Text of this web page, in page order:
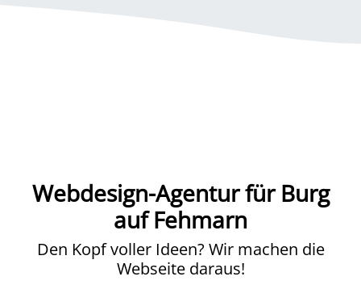
Webdesign-Agentur für Burg
auf Fehmarn
Den Kopf voller Ideen? Wir machen die
Webseite daraus!